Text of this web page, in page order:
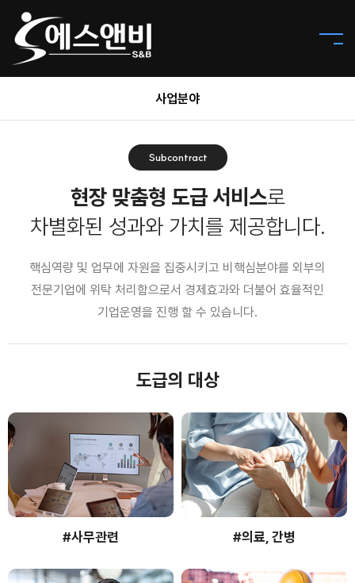
사업분야
Subcontract
현장 맞춤형 도급 서비스로
차별화된 성과와 가치를 제공합니다.
핵심역량 및 업무에 자원을 집중시키고 비핵심분야를 외부의
전문기업에 위탁 처리함으로서 경제효과와 더불어 효율적인
기업운영을 진행 할 수 있습니다.
도급의 대상
#사무관련 #의료, 간병